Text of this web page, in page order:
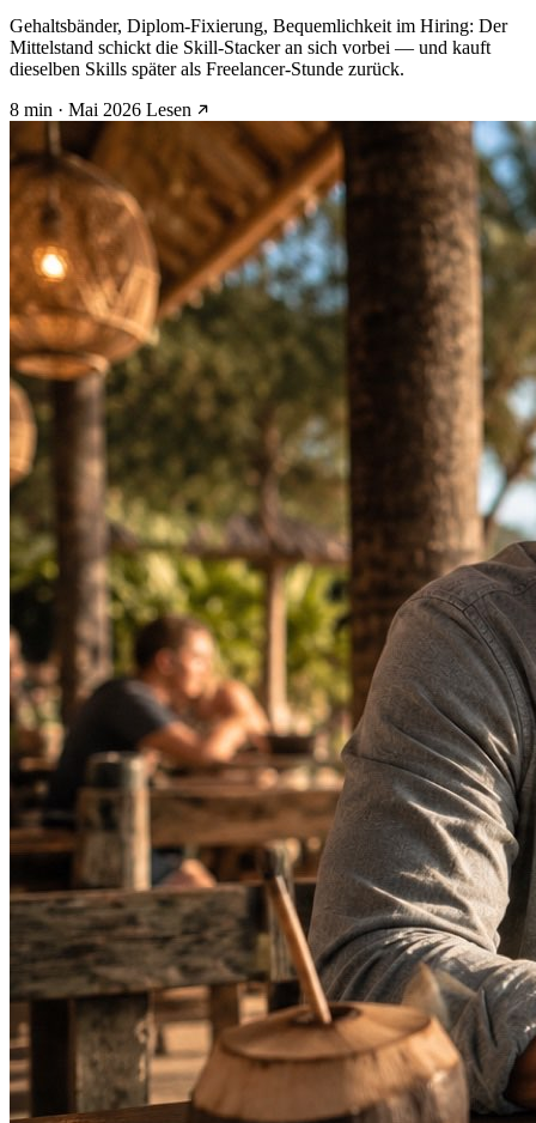
Gehaltsbänder, Diplom-Fixierung, Bequemlichkeit im Hiring: Der
Mittelstand schickt die Skill-Stacker an sich vorbei — und kauft
dieselben Skills später als Freelancer-Stunde zurück.
8 min · Mai 2026 Lesen